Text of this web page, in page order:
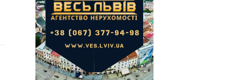
Салон краси
Склад
СТО
Торгова площа
Не важливо